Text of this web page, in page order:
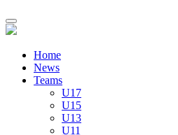
Home
News
Teams
U17
U15
U13
U11